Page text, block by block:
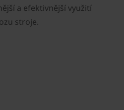
a efektivnější využití
stroje.